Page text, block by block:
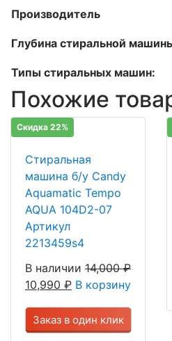
Производитель
Глубина стиральной
Типы стиральных машин:
Похожие
Скидка 22%
Стиральная
машина б/у Candy
Aquamatic Tempo
AQUA 104D2-07
Артикул
2213459s4
В наличии 14,000₽
10,990 ₽ В корзину
Заказ в один клик